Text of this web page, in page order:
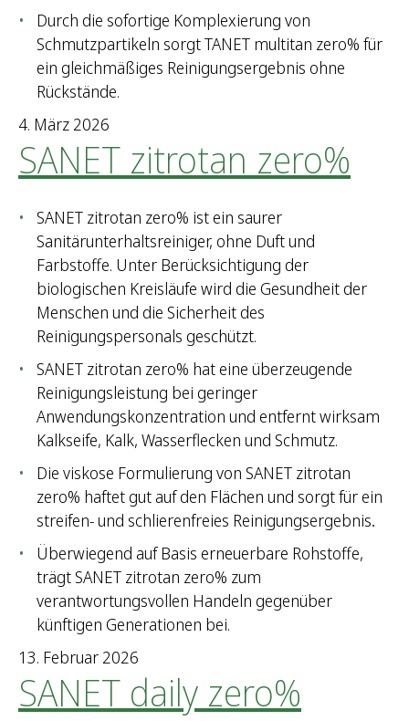
Durch die sofortige Komplexierung von
Schmutzpartikeln sorgt TANET multitan zero% für
ein gleichmäßiges Reinigungsergebnis ohne
Rückstände.
4. März 2026
SANET zitrotan zero%
SANET zitrotan zero% ist ein saurer
Sanitärunterhaltsreiniger, ohne Duft und
Farbstoffe. Unter Berücksichtigung der
biologischen Kreisläufe wird die Gesundheit der
Menschen und die Sicherheit des
Reinigungspersonals geschützt.
SANET zitrotan zero% hat eine überzeugende
Reinigungsleistung bei geringer
Anwendungskonzentration und entfernt wirksam
Kalkseife, Kalk, Wasserflecken und Schmutz.
Die viskose Formulierung von SANET zitrotan
zero% haftet gut auf den Flächen und sorgt für ein
streifen- und schlierenfreies Reinigungsergebnis.
Überwiegend auf Basis erneuerbare Rohstoffe,
trägt SANET zitrotan zero% zum
verantwortungsvollen Handeln gegenüber
künftigen Generationen bei.
13. Februar 2026
SANET daily zero%